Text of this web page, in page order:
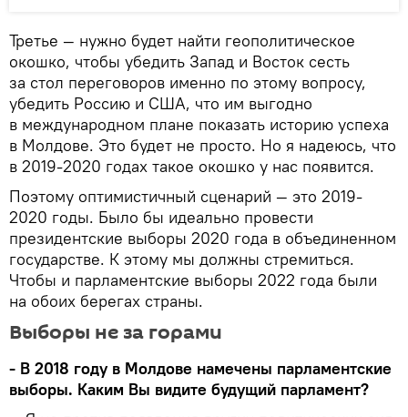
Третье — нужно будет найти геополитическое
окошко, чтобы убедить Запад и Восток сесть
за стол переговоров именно по этому вопросу,
убедить Россию и США, что им выгодно
в международном плане показать историю успеха
в Молдове. Это будет не просто. Но я надеюсь, что
в 2019-2020 годах такое окошко у нас появится.
Поэтому оптимистичный сценарий — это 2019-
2020 годы. Было бы идеально провести
президентские выборы 2020 года в объединенном
государстве. К этому мы должны стремиться.
Чтобы и парламентские выборы 2022 года были
на обоих берегах страны.
Выборы не за горами
- В 2018 году в Молдове намечены парламентские
выборы. Каким Вы видите будущий парламент?